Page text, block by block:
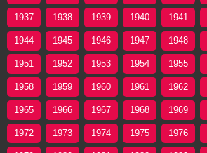
1937 1938 1939 1940 1941
1944 1945 1946 1947 1948
1951 1952 1953 1954 1955
1958 1959 1960 1961 1962
1965 1966 1967 1968 1969
1972 1973 1974 1975 1976